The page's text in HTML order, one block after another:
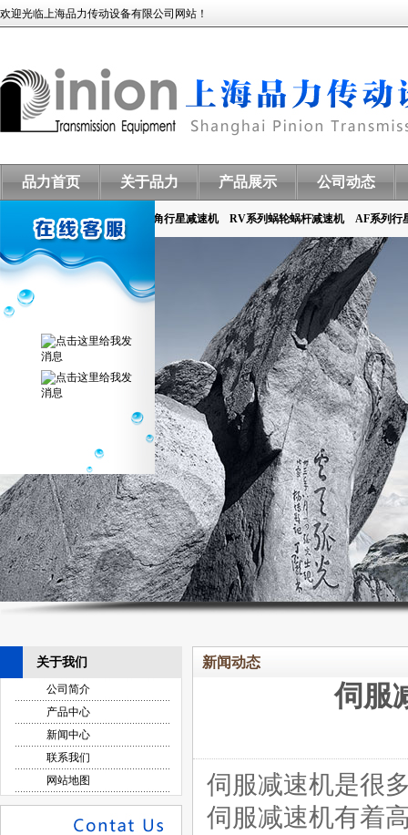
欢迎光临上海品力传动设备有限公司网站！
品力首页 关于品力 产品展示 公司动态
热门关键词：伞齿轮减速机 直角行星减速机 RV系列蜗轮蜗杆减速机 AF系列行
关于我们
公司简介
产品中心
新闻中心
联系我们
网站地图
新闻动态
伺服
伺服减速机是很
伺服减速机有着